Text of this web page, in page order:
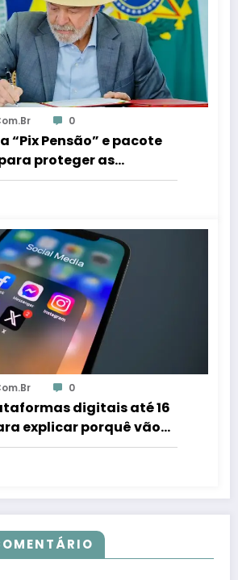
0
“Pix Pensão” e pacote
proteger as
Dia ES
0
digitais até 16
explicar porquê vão
eleitorais – Em Dia